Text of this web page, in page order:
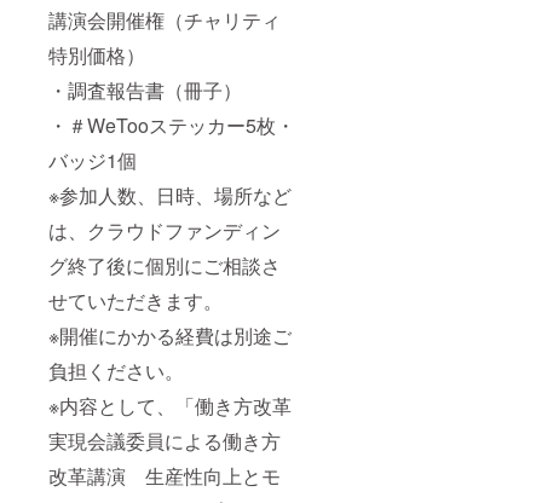
講演会開催権（チャリティ
特別価格）
・調査報告書（冊子）
・＃WeTooステッカー5枚・
バッジ1個
※参加人数、日時、場所など
は、クラウドファンディン
グ終了後に個別にご相談さ
せていただきます。
※開催にかかる経費は別途ご
負担ください。
※内容として、「働き方改革
実現会議委員による働き方
改革講演 生産性向上とモ